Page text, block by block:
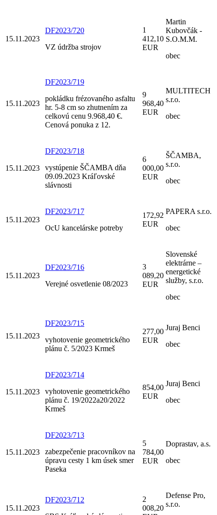
15.11.2023
DF2023/720
VZ údržba strojov
1
412,10
EUR
Martin
Kubovčák -
S.O.M.M.
obec
15.11.2023
DF2023/719
pokládku frézovaného asfaltu
hr. 5-8 cm so zhutnením za
celkovú cenu 9.968,40 €.
Cenová ponuka z 12.
9
968,40
EUR
MULTITECH
s.r.o.
obec
15.11.2023
DF2023/718
vystúpenie ŠČAMBA dňa
09.09.2023 Kráľovské
slávnosti
6
000,00
EUR
ŠČAMBA,
s.r.o.
obec
15.11.2023
DF2023/717
OcU kancelárske potreby
172,92
EUR
PAPERA s.r.o.
obec
15.11.2023
DF2023/716
Verejné osvetlenie 08/2023
3
089,20
EUR
Slovenské
elektrárne –
energetické
služby, s.r.o.
obec
15.11.2023
DF2023/715
vyhotovenie geometrického
plánu č. 5/2023 Krmeš
277,00
EUR
Juraj Benci
obec
15.11.2023
DF2023/714
vyhotovenie geometrického
plánu č. 19/2022a20/2022
Krmeš
854,00
EUR
Juraj Benci
obec
15.11.2023
DF2023/713
zabezpečenie pracovníkov na
úpravu cesty 1 km úsek smer
Paseka
5
784,00
EUR
Doprastav, a.s.
obec
15.11.2023
DF2023/712
2
008,20
Defense Pro,
s.r.o.